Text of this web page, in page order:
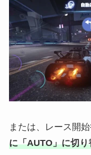
または、レース開
に「AUTO」に切